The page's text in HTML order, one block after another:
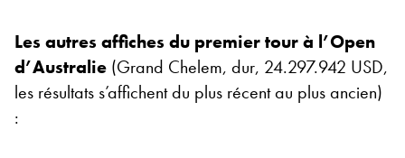
Les autres affiches du premier tour à l’Open
d’Australie (Grand Chelem, dur, 24.297.942 USD,
les résultats s’affichent du plus récent au plus ancien)
: